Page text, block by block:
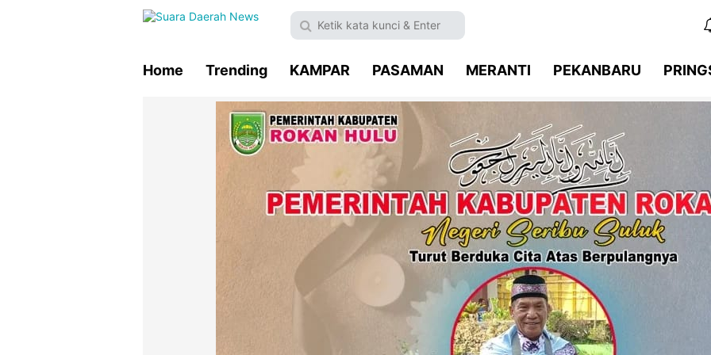
Home Trending KAMPAR PASAMAN MERANTI PEKANBARU